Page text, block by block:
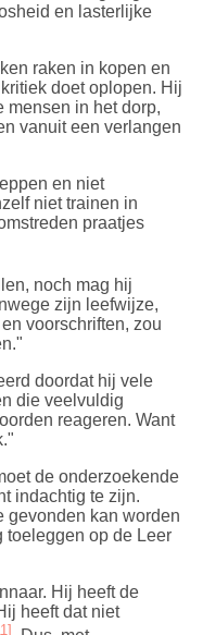
en lasterlijke
raken in kopen en
doet oplopen. Hij
mensen in het dorp,
vanuit een verlangen
en niet
niet trainen in
praatjes
noch mag hij
zijn leefwijze,
voorschriften, zou
doordat hij vele
die veelvuldig
reageren. Want
de onderzoekende
indachtig te zijn.
gevonden kan worden
toeleggen op de Leer
Hij heeft de
heeft dat niet